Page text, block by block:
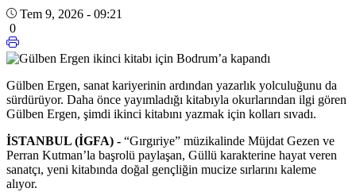
Tem 9, 2026 - 09:21
0
Gülben Ergen, sanat kariyerinin ardından yazarlık yolculuğunu da
sürdürüyor. Daha önce yayımladığı kitabıyla okurlarından ilgi gören
Gülben Ergen, şimdi ikinci kitabını yazmak için kolları sıvadı.
İSTANBUL (İGFA) - “Gırgıriye” müzikalinde Müjdat Gezen ve
Perran Kutman’la başrolü paylaşan, Güllü karakterine hayat veren
sanatçı, yeni kitabında doğal gençliğin mucize sırlarını kaleme
alıyor.